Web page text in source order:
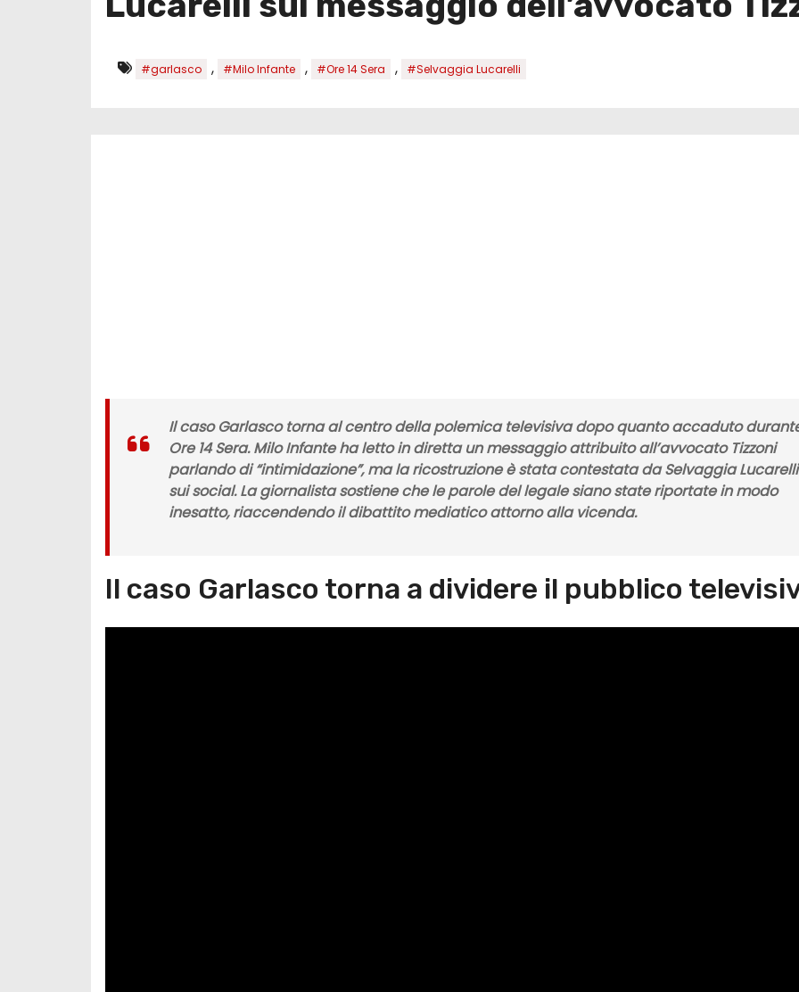
#garlasco , #Milo Infante , #Ore 14 Sera , #Selvaggia Lucarelli
Il caso Garlasco torna al centro della polemica televisiva dopo quanto accaduto
Ore 14 Sera. Milo Infante ha letto in diretta un messaggio attribuito all’avvocato Tizzoni
parlando di “intimidazione”, ma la ricostruzione è stata contestata da Selvaggia Lucarelli
sui social. La giornalista sostiene che le parole del legale siano state riportate in modo
inesatto, riaccendendo il dibattito mediatico attorno alla vicenda.
Il caso Garlasco torna a dividere il pubblico